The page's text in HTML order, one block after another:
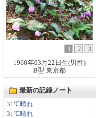
1 2
3
1960年03月22日生(男性)
B型 東京都
最新の記録ノート
31℃晴れ
31℃晴れ